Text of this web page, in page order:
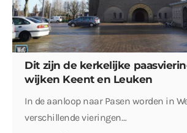
Dit zijn de kerkelijke
wijken Keent en Leuken
In de aanloop naar Pasen worden in
verschillende vieringen…